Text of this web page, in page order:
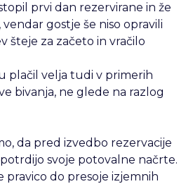
prvi dan rezervirane in že
gostje še niso opravili
šteje za začeto in vračilo
plačil velja tudi v primerih
bivanja, ne glede na razlog
da pred izvedbo rezervacije
svoje potovalne načrte.
pravico do presoje izjemnih